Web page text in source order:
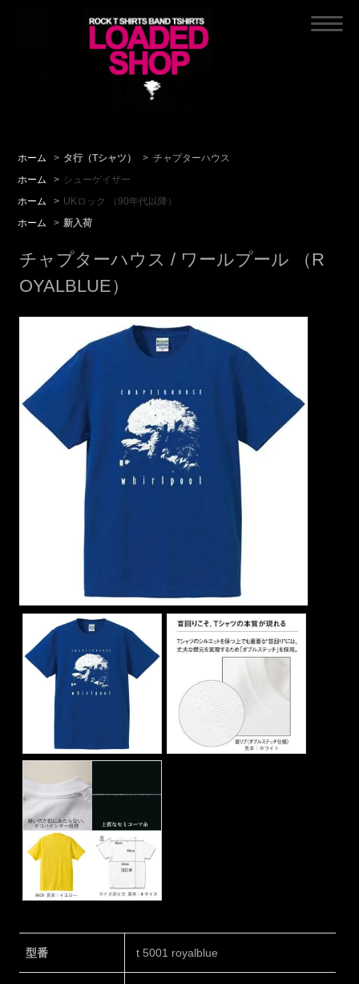
ホーム > タ行（Tシャツ） > チャプターハウス
ホーム
> シューゲイザー
ホーム
> UKロック （90年代以降）
ホーム
> 新入荷
チャプターハウス / ワールプール （R
OYALBLUE）
型番 t 5001 royalblue